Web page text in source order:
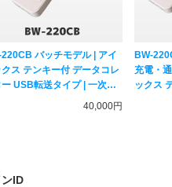
220CB バッチモデル | アイ
クス テンキー付 データコレ
ー USB転送タイプ | 一次元
ド対応 メモリ蓄積バーコー
40,000円
BW-
充電・
ックス
ID